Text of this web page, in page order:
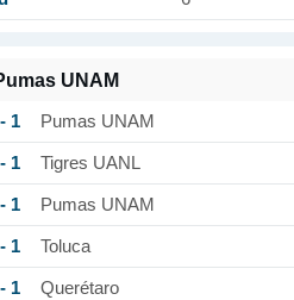
UNAM
1 Pumas UNAM
1 Tigres UANL
1 Pumas UNAM
1 Toluca
1 Querétaro